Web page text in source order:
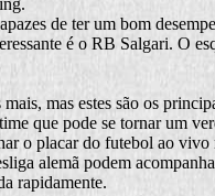
de ter um bom
é o RB Salgari. O
mas estes são os
que pode se tornar um
o placar do futebol ao vivo
alemã podem
rapidamente.